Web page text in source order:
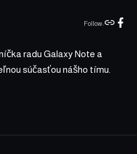
Follow:
radu Galaxy Note a
súčasťou nášho tímu.